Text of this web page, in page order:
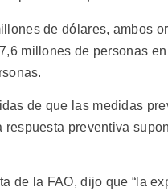
de dólares, ambos
millones de personas
de que las medidas
preventiva
de la FAO, dijo que “la